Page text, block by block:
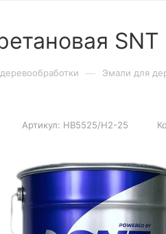
— Эмали для
Артикул: HB5525/H2-25